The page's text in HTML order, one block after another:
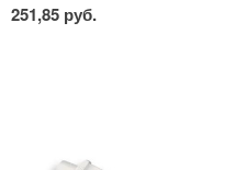
251,85 руб.